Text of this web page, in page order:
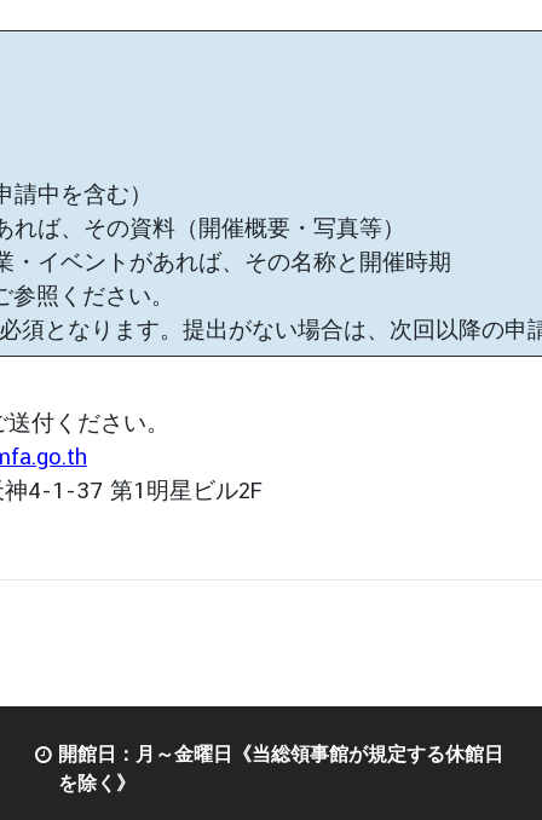
中を含む）
ば、その資料（開催概要・写真等）
イベントがあれば、その名称と開催時期
参照ください。
となります。提出がない場合は、次回以降の申
付ください。
4-1-37 第1明星ビル2F
開館日：月～金曜日《当総領事館が規定する休館日
を除く》